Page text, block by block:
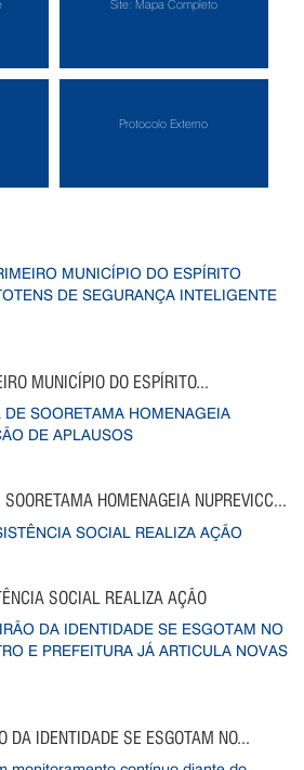
Site: Mapa Completo
Protocolo Externo
MUNICÍPIO DO ESPÍRITO...
HOMENAGEIA NUPREVICC...
SOCIAL REALIZA AÇÃO
DA IDENTIDADE SE ESGOTAM NO...